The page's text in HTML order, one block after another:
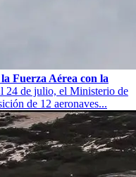
Fuerza Aérea con la
24 de julio, el Ministerio de
de 12 aeronaves...